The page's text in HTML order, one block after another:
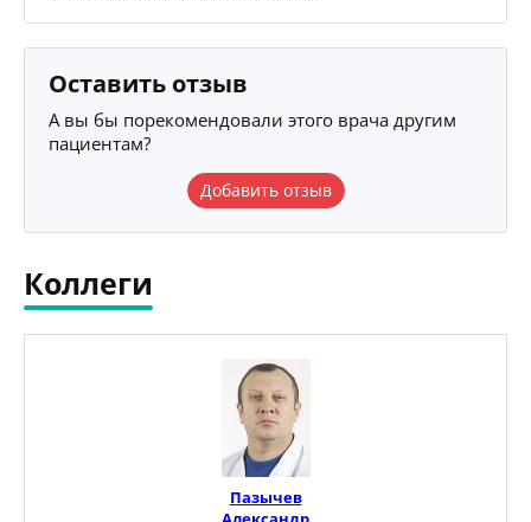
Оставить отзыв
А вы бы порекомендовали этого врача другим
пациентам?
Добавить отзыв
Коллеги
Пазычев